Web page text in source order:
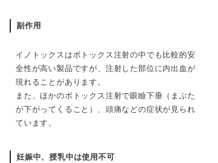
副作用
イノトックスはボトックス注射の中でも比較的安
全性が高い製品ですが、注射した部位に内出血が
現れることがあります。
また、ほかのボトックス注射で眼瞼下垂（まぶた
が下がってくること）、頭痛などの症状が見られ
ています。
妊娠中、授乳中は使用不可